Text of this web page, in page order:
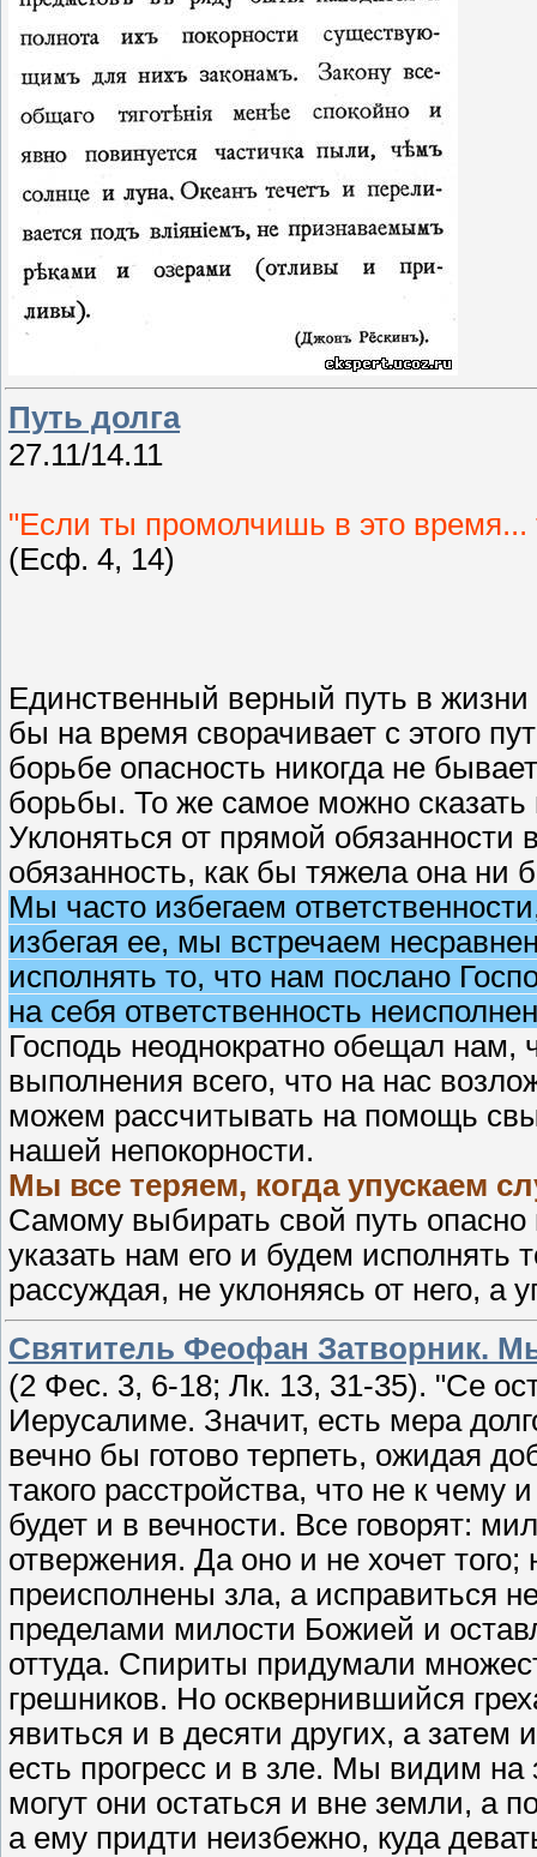
Путь долга
27.11/14.11
"Если ты промолчишь в это время...
(Есф. 4, 14)
Единственный верный путь в жизни
бы на время сворачивает с этого
борьбе опасность никогда не
борьбы. То же самое можно
Уклоняться от прямой обязанности
обязанность, как бы тяжела она ни
Мы часто избегаем
избегая ее, мы встречаем
исполнять то, что нам послано
на себя ответственность
Господь неоднократно обещал нам,
выполнения всего, что на нас
можем рассчитывать на помощь
нашей непокорности.
Мы все теряем, когда упускаем
Самому выбирать свой путь
указать нам его и будем исполнять
рассуждая, не уклоняясь от него,
Святитель Феофан Затворник.
(2 Фес. 3, 6-18; Лк. 13, 31-35). "Се
Иерусалиме. Значит, есть мера
вечно бы готово терпеть, ожидая
такого расстройства, что не к
будет и в вечности. Все говорят:
отвержения. Да оно и не хочет
преисполнены зла, а исправиться
пределами милости Божией и
оттуда. Спириты придумали
грешников. Но осквернившийся
явиться и в десяти других, а затем
есть прогресс и в зле. Мы видим
могут они остаться и вне земли, а
а ему придти неизбежно, куда